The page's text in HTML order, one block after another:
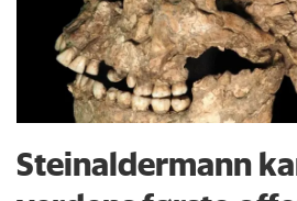
Steinaldermann